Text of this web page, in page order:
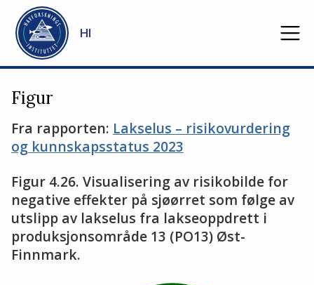
Gå til hovedinnhold
HI
Figur
Fra rapporten: Lakselus – risikovurdering
og kunnskapsstatus 2023
Figur 4.26. Visualisering av risikobilde for
negative effekter på sjøørret som følge av
utslipp av lakselus fra lakseoppdrett i
produksjonsområde 13 (PO13) Øst-
Finnmark.